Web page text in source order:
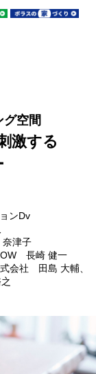
グ空間
激する
ンDv
奈津子
長崎 健一
会社 田島 大輔、